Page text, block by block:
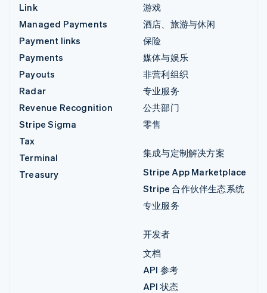
Link
Managed Payments
Payment links
Payments
Payouts
Radar
Revenue Recognition
Stripe Sigma
Tax
Terminal
Treasury
游戏
酒店、旅游与休闲
保险
媒体与娱乐
非营利组织
专业服务
公共部门
零售
集成与定制解决方案
Stripe App Marketplace
Stripe 合作伙伴生态系统
专业服务
开发者
文档
API 参考
API 状态